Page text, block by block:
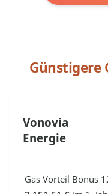
Günstigere
Vonovia
Energie
Gas Vorteil Bonus